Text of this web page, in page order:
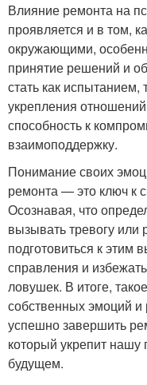
Влияние ремонта на
проявляется и в том,
окружающими,
принятие решений и
стать как
укрепления
способность к
взаимоподдержку.
Понимание своих
ремонта — это ключ к
Осознавая, что
вызывать тревогу
подготовиться к этим
справления и
ловушек. В итоге,
собственных эмоций и
успешно завершить
который укрепит нашу
будущем.